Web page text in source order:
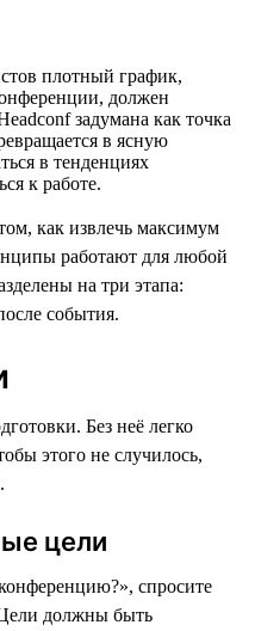
плотный график,
должен
задумана как точка
в ясную
в тенденциях
к работе.
как извлечь максимум
работают для любой
на три этапа:
события.
Без неё легко
этого не случилось,
цели
спросите
Цели должны быть